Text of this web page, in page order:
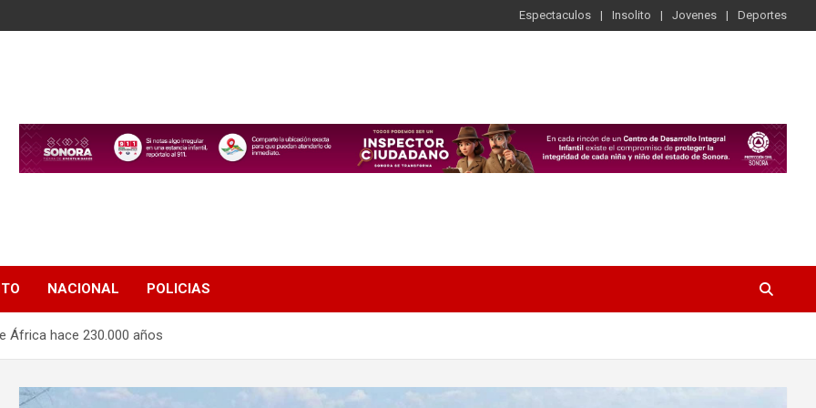
Espectaculos Insolito Jovenes Deportes
NACIONAL POLICIAS
África hace 230.000 años